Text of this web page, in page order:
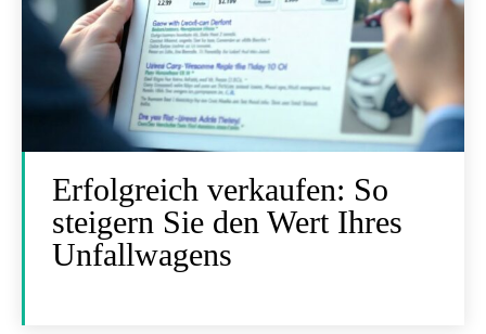
Erfolgreich verkaufen: So
steigern Sie den Wert Ihres
Unfallwagens